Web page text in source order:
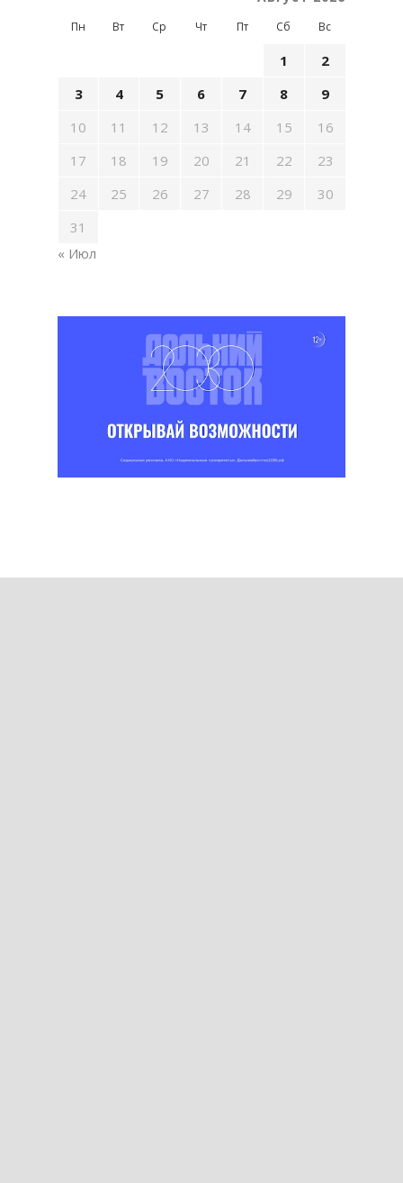
Пн Вт Ср Чт Пт Сб Вс
1
2
3
4 5 6 7 8
9
10
11 12 13 14 15
16
17
18 19 20 21 22
23
24
25 26 27 28 29
30
31
« Июл